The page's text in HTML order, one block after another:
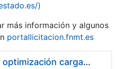
)
más información y algunos
portallicitacion.fnmt.es
Pliego condiciones optimización cargas compras firmado